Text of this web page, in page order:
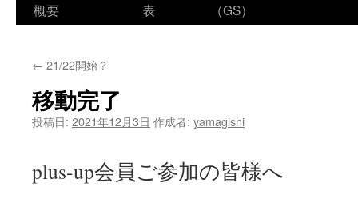
ン
ン
ツ
へ
概要
表
（GS）
← 21/22開始？
移動完了
投稿日: 2021年12月3日 作成者: yamagishi
plus-up会員ご参加の皆様へ